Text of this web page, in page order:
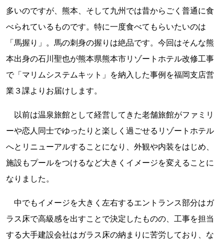
多いのですが、熊本、そして九州では昔からごく普通に食
べられているものです。特に一度食べてもらいたいのは
「馬握り」。馬の刺身の握りは絶品です。今回はそんな熊
本出身の石川聖也が熊本県熊本市リゾートホテル改修工事
で「マリムシステムキット」を納入した事例を福岡支店営
業３課よりお届けします。
以前は温泉旅館として経営してきた老舗旅館がファミリ
ーや恋人同士でゆったりと楽しく過ごせるリゾートホテル
へとリニューアルすることになり、外観や内装をはじめ、
施設もプールをつけるなど大きくイメージを変えることに
なりました。
中でもイメージを大きく左右するエントランス部分はガ
ラス床で高級感を出すことで決定したものの、工事を担当
する大手建設会社はガラス床の納まりに苦労しており、な